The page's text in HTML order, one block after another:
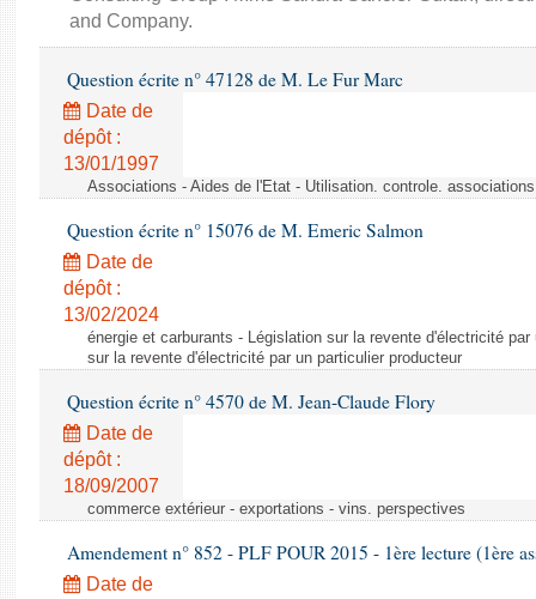
and Company.
Question écrite n° 47128 de M. Le Fur Marc
Date de
dépôt :
13/01/1997
Associations - Aides de l'Etat - Utilisation. controle.
Question écrite n° 15076 de M. Emeric Salmon
Date de
dépôt :
13/02/2024
énergie et carburants - Législation sur la revente d'électricité
sur la revente d'électricité par un particulier producteur
Question écrite n° 4570 de M. Jean-Claude Flory
Date de
dépôt :
18/09/2007
commerce extérieur - exportations - vins. perspectives
Amendement n° 852 - PLF POUR 2015 - 1ère lecture (1ère
Date de